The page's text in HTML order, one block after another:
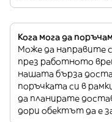
Кога мога да
Може да направите
през работното
нашата бърза
поръчката си в
да планирате
дори обектът да е